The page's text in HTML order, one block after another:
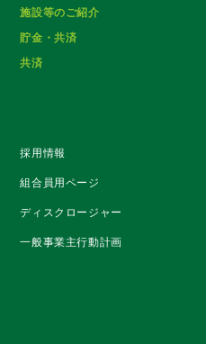
施設等のご紹介
貯金・共済
共済
採用情報
組合員用ページ
ディスクロージャー
一般事業主行動計画